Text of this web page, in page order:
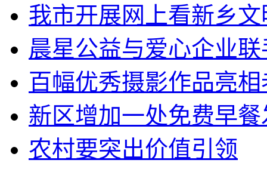
我市开展网上看新乡
晨星公益与爱心企业
百幅优秀摄影作品亮
新区增加一处免费早
农村要突出价值引领